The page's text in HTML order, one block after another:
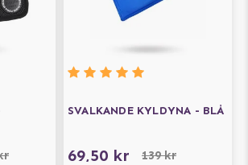
SVALKANDE KYLDYNA - BLÅ
69,50 kr 139 kr